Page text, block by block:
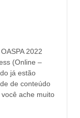
2022
(Online –
já estão
de conteúdo
ache muito